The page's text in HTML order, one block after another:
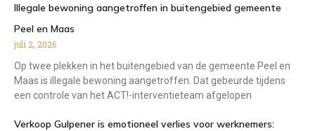
Illegale bewoning aangetroffen in buitengebied gemeente
Peel en Maas
juli 2, 2026
Op twee plekken in het buitengebied van de gemeente Peel en
Maas is illegale bewoning aangetroffen. Dat gebeurde tijdens
een controle van het ACT!-interventieteam afgelopen
Verkoop Gulpener is emotioneel verlies voor werknemers: